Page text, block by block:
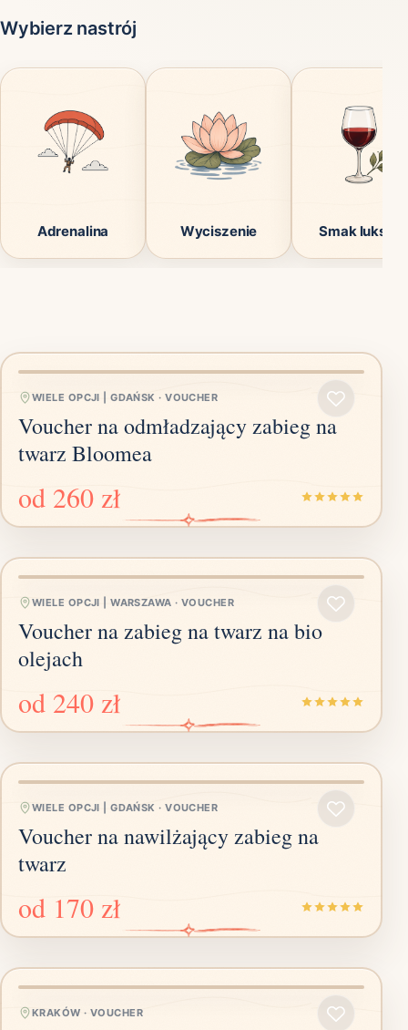
Wybierz nastrój
Adrenalina Wyciszenie Smak
WIELE OPCJI | GDAŃSK ·VOUCHER
Voucher na odmładzający zabieg na
twarz Bloomea
od 260 zł
WIELE OPCJI | WARSZAWA ·VOUCHER
Voucher na zabieg na twarz na bio
olejach
od 240 zł
WIELE OPCJI | GDAŃSK ·VOUCHER
Voucher na nawilżający zabieg na
twarz
od 170 zł
KRAKÓW · VOUCHER